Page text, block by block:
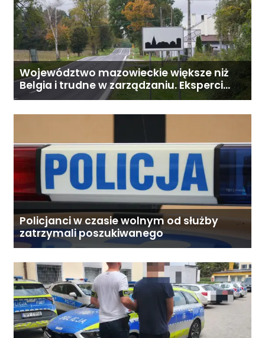
Województwo mazowieckie większe niż
Belgia i trudne w zarządzaniu. Eksperci
proponują podział centralnej Polski
Policjanci w czasie wolnym od służby
zatrzymali poszukiwanego